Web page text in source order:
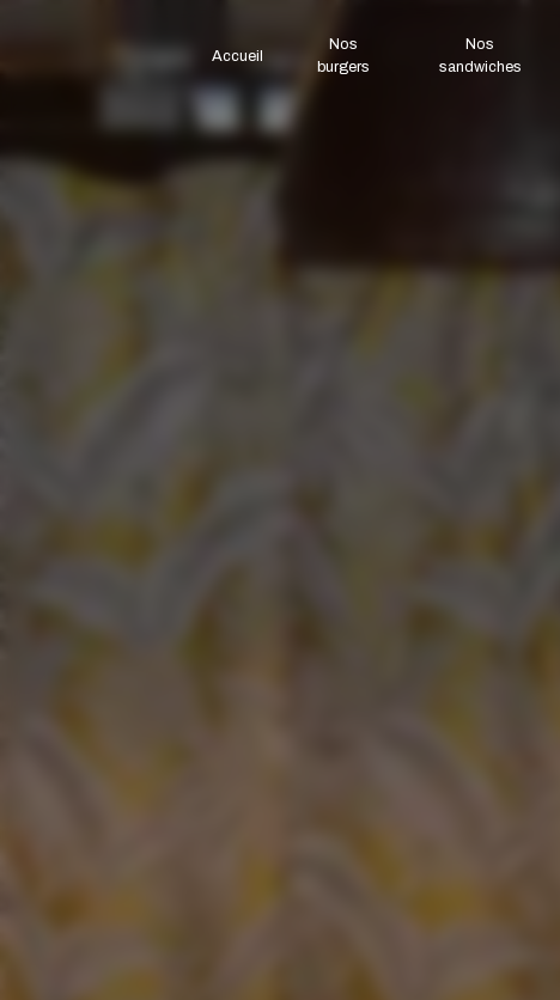
Accueil
Nos
burgers
Nos
sandwiches